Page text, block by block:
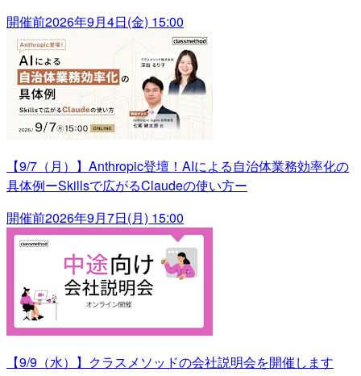
開催前2026年9月4日(金) 15:00
【9/7（月）】Anthropic登壇！AIによる自治体業務効率化の
具体例ーSkillsで広がるClaudeの使い方ー
開催前2026年9月7日(月) 15:00
【9/9（水）】クラスメソッドの会社説明会を開催します